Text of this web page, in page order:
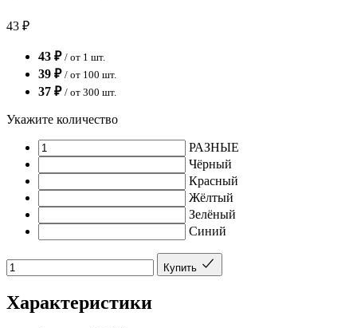
43 ₽
43 ₽ / от 1 шт.
39 ₽ / от 100 шт.
37 ₽ / от 300 шт.
Укажите количество
РАЗНЫЕ
Чёрный
Красный
Жёлтый
Зелёный
Синий
Купить
Характеристики